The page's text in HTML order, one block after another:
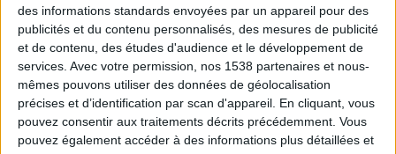
des informations standards envoyées par un appareil pour des
publicités et du contenu personnalisés, des mesures de publicité
et de contenu, des études d'audience et le développement de
services. Avec votre permission, nos 1538 partenaires et nous-
mêmes pouvons utiliser des données de géolocalisation
précises et d’identification par scan d'appareil. En cliquant, vous
pouvez consentir aux traitements décrits précédemment. Vous
pouvez également accéder à des informations plus détaillées et
Webinaires en direct Voir tout